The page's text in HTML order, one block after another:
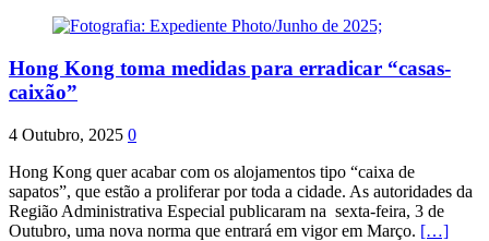
Hong Kong toma medidas para erradicar “casas-
caixão”
4 Outubro, 2025 0
Hong Kong quer acabar com os alojamentos tipo “caixa de
sapatos”, que estão a proliferar por toda a cidade. As autoridades da
Região Administrativa Especial publicaram na sexta-feira, 3 de
Outubro, uma nova norma que entrará em vigor em Março. […]